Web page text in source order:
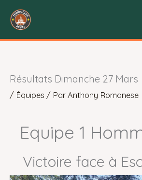
Résultats Dimanche 27 Mars
/ Équipes / Par Anthony Romanese
Equipe 1
Victoire face à